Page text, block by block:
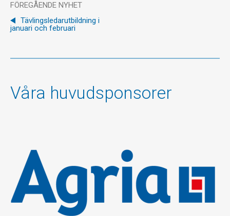
FÖREGÅENDE NYHET
Tävlingsledarutbildning i
januari och februari
Våra huvudsponsorer